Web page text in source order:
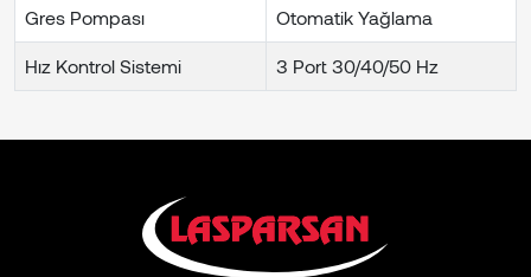
Gres Pompası Otomatik Yağlama
Hız Kontrol Sistemi 3 Port 30/40/50 Hz